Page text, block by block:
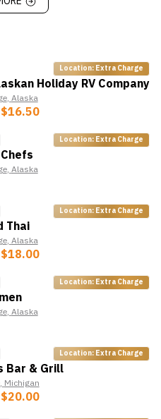
ราบในลักษณะที่สร้างสรรค์
นอยู่กับนายจ้าง
แม้ไม่มีหัวหน้าคอยดูแลตลอด
ป็นระเบียบเรียบร้อย
ร็วและเหมาะสมหากเจอ
ร
ข้อกังวลในการทำงานให้กับ
นอยู่กับนายจ้าง
สุภาพ ช่วยเหลือลูกค้าและ
นในตารางที่มีความยืดหยุ่น
ห้บริการลูกค้าทุกคน
องแม่นยำ และทำงานอย่าง
ล้อมที่มีการเปลี่ยนแปลง
เป็นระเบียบเรียบร้อย
ร็วและเหมาะสมหากเจอ
ข้อกังวลในการทำงานให้กับ
ราบในลักษณะที่สร้างสรรค์
ขึ้นอยู่กับนายจ้าง
Location: Extra Charge
Holiday RV Company
,Alaska
Location: Extra Charge
,Alaska
Location: Extra Charge
Thai
,Alaska
Location: Extra Charge
,Alaska
Location: Extra Charge
Bar & Grill
,Michigan